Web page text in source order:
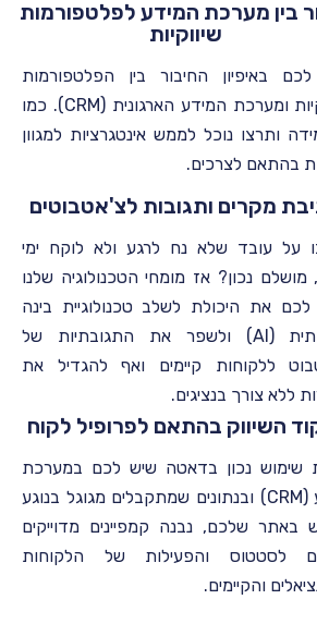
בין מערכת המידע לפלטפורמות
שיווקיות
לכם באיפיון החיבור בין הפלטפורמות
השיווקיות ומערכת המידע הארגונית (CRM). כמו
ותרצו נוכל לממש אינטגרציות למגוון
בהתאם לצרכים.
מקרים ותגובות לצ'אטבוטים
על עובד שלא נח לרגע ולא לוקח ימי
נכון? אז מומחי הטכנולוגיה שלנו
לכם את היכולת לשלב טכנולוגיית בינה
מלאכותית (AI) ולשפר את התגובתיות של
ללקוחות קיימים ואף להגדיל את
ללא צורך בנציגים.
השיווק בהתאם לפרופיל לקוח
שימוש נכון בדאטה שיש לכם במערכת
המידע (CRM) ובנתונים שמתקבלים מגוגל בנוגע
באתר שלכם, נבנה קמפיינים מדוייקים
לסטטוס והפעילות של הלקוחות
והקיימים.